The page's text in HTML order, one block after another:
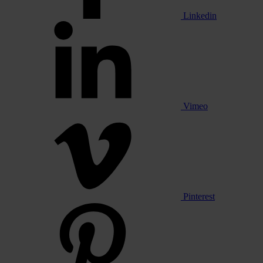
Linkedin
Vimeo
Pinterest